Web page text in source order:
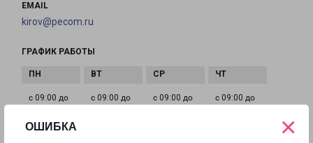
ОШИБКА ×
EMAIL
kirov@pecom.ru
ГРАФИК РАБОТЫ
с 09:00 до
с 09:00 до
с 09:00 до
с 09:00 до